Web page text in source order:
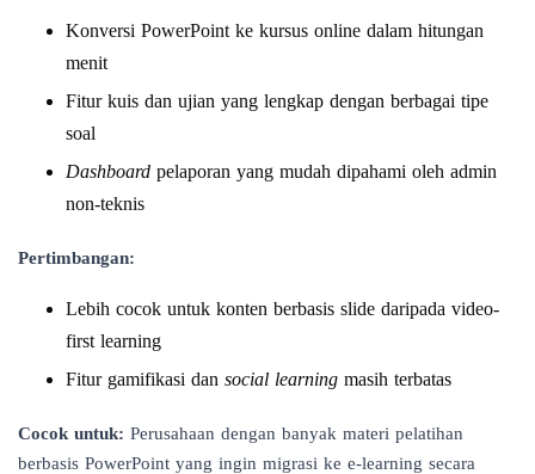
Konversi PowerPoint ke kursus online dalam hitungan
menit
Fitur kuis dan ujian yang lengkap dengan berbagai tipe
soal
Dashboard pelaporan yang mudah dipahami oleh admin
non-teknis
Pertimbangan:
Lebih cocok untuk konten berbasis slide daripada video-
first learning
Fitur gamifikasi dan social learning masih terbatas
Cocok untuk: Perusahaan dengan banyak materi pelatihan
berbasis PowerPoint yang ingin migrasi ke e-learning secara